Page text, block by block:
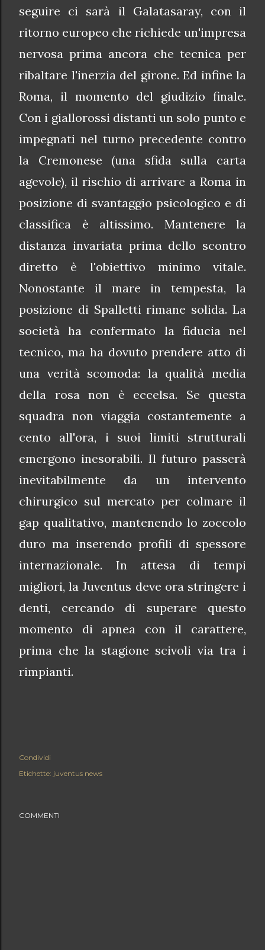
seguire ci sarà il Galatasaray, con il
ritorno europeo che richiede un'impresa
nervosa prima ancora che tecnica per
ribaltare l'inerzia del girone. Ed infine la
Roma, il momento del giudizio finale.
Con i giallorossi distanti un solo punto e
impegnati nel turno precedente contro
la Cremonese (una sfida sulla carta
agevole), il rischio di arrivare a Roma in
posizione di svantaggio psicologico e di
classifica è altissimo. Mantenere la
distanza invariata prima dello scontro
diretto è l'obiettivo minimo vitale.
Nonostante il mare in tempesta, la
posizione di Spalletti rimane solida. La
società ha confermato la fiducia nel
tecnico, ma ha dovuto prendere atto di
una verità scomoda: la qualità media
della rosa non è eccelsa. Se questa
squadra non viaggia costantemente a
cento all'ora, i suoi limiti strutturali
emergono inesorabili. Il futuro passerà
inevitabilmente da un intervento
chirurgico sul mercato per colmare il
gap qualitativo, mantenendo lo zoccolo
duro ma inserendo profili di spessore
internazionale. In attesa di tempi
migliori, la Juventus deve ora stringere i
denti, cercando di superare questo
momento di apnea con il carattere,
prima che la stagione scivoli via tra i
rimpianti.
Condividi
Etichette: juventus news
COMMENTI